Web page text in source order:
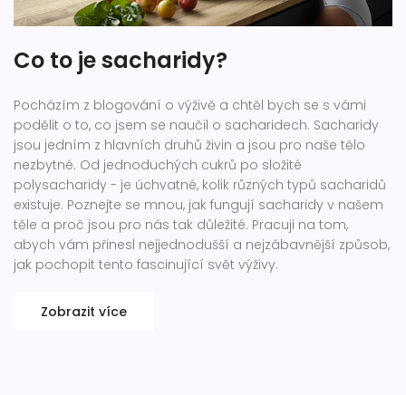
Co to je sacharidy?
Pocházím z blogování o výživě a chtěl bych se s vámi
podělit o to, co jsem se naučil o sacharidech. Sacharidy
jsou jedním z hlavních druhů živin a jsou pro naše tělo
nezbytné. Od jednoduchých cukrů po složité
polysacharidy - je úchvatné, kolik různých typů sacharidů
existuje. Poznejte se mnou, jak fungují sacharidy v našem
těle a proč jsou pro nás tak důležité. Pracuji na tom,
abych vám přinesl nejjednodušší a nejzábavnější způsob,
jak pochopit tento fascinující svět výživy.
Zobrazit více